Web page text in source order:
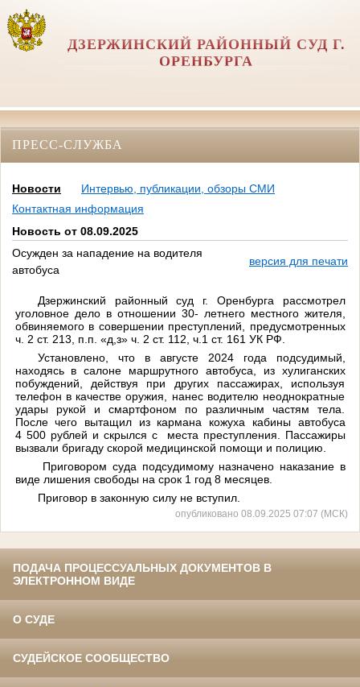
ДЗЕРЖИНСКИЙ РАЙОННЫЙ СУД Г.
ОРЕНБУРГА
ПРЕСС-СЛУЖБА
Новости
Интервью, публикации, обзоры СМИ
Контактная информация
Новость от 08.09.2025
Осужден за нападение на водителя
автобуса
версия для печати
Дзержинский районный суд г. Оренбурга рассмотрел
уголовное дело в отношении 30- летнего местного жителя,
обвиняемого в совершении преступлений, предусмотренных
ч. 2 ст. 213, п.п. «д,з» ч. 2 ст. 112, ч.1 ст. 161 УК РФ.
Установлено, что в августе 2024 года подсудимый,
находясь в салоне маршрутного автобуса, из хулиганских
побуждений, действуя при других пассажирах, используя
телефон в качестве оружия, нанес водителю неоднократные
удары рукой и смартфоном по различным частям тела.
После чего вытащил из кармана кожуха кабины автобуса
4 500 рублей и скрылся с места преступления. Пассажиры
вызвали бригаду скорой медицинской помощи и полицию.
Приговором суда подсудимому назначено наказание в
виде лишения свободы на срок 1 год 8 месяцев.
Приговор в законную силу не вступил.
опубликовано 08.09.2025 07:07 (МСК)
ПОДАЧА ПРОЦЕССУАЛЬНЫХ ДОКУМЕНТОВ В
ЭЛЕКТРОННОМ ВИДЕ
О СУДЕ
СУДЕЙСКОЕ СООБЩЕСТВО